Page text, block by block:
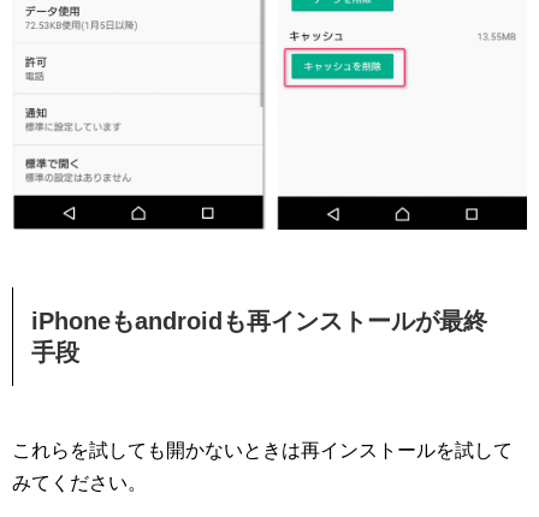
iPhoneもandroidも再インストールが最終
手段
これらを試しても開かないときは再インストールを試して
みてください。